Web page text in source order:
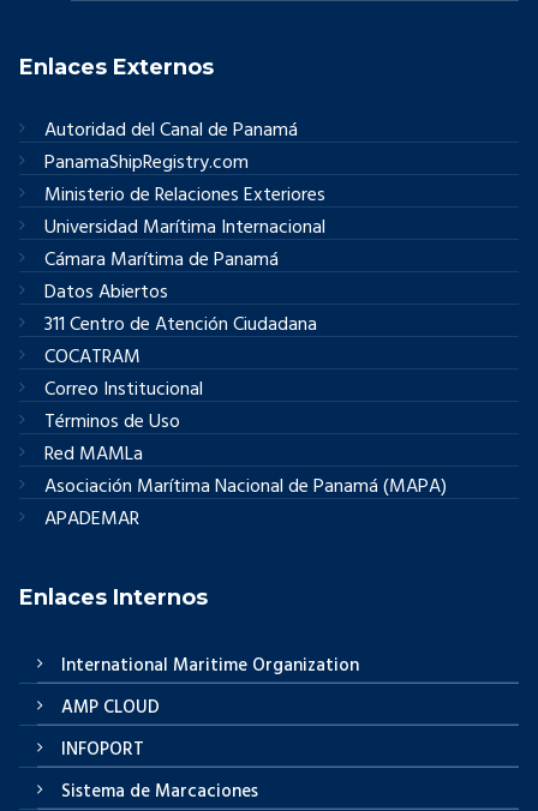
Enlaces Externos
Autoridad del Canal de Panamá
PanamaShipRegistry.com
Ministerio de Relaciones Exteriores
Universidad Marítima Internacional
Cámara Marítima de Panamá
Datos Abiertos
311 Centro de Atención Ciudadana
COCATRAM
Correo Institucional
Términos de Uso
Red MAMLa
Asociación Marítima Nacional de Panamá (MAPA)
APADEMAR
Enlaces Internos
International Maritime Organization
AMP CLOUD
INFOPORT
Sistema de Marcaciones